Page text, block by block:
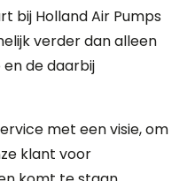
bij Holland Air Pumps
verder dan alleen
de daarbij
met een visie, om
klant voor